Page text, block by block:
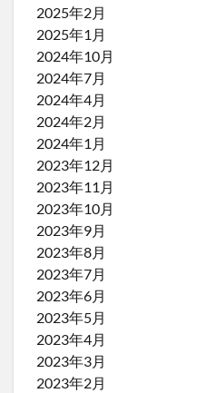
2025年2月
2025年1月
2024年10月
2024年7月
2024年4月
2024年2月
2024年1月
2023年12月
2023年11月
2023年10月
2023年9月
2023年8月
2023年7月
2023年6月
2023年5月
2023年4月
2023年3月
2023年2月